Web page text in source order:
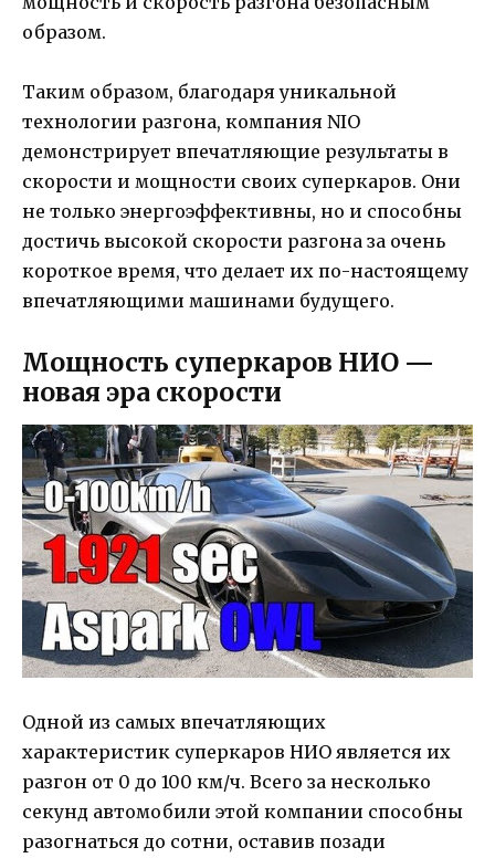
образом.
Таким образом, благодаря уникальной
технологии разгона, компания NIO
демонстрирует впечатляющие результаты в
скорости и мощности своих суперкаров. Они
не только энергоэффективны, но и способны
достичь высокой скорости разгона за очень
короткое время, что делает их по-настоящему
впечатляющими машинами будущего.
Мощность суперкаров НИО —
новая эра скорости
Одной из самых впечатляющих
характеристик суперкаров НИО является их
разгон от 0 до 100 км/ч. Всего за несколько
секунд автомобили этой компании способны
разогнаться до сотни, оставив позади